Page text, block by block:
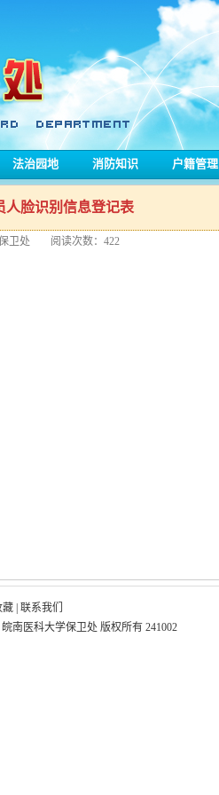
法治园地 消防知识 户籍管理
人脸识别信息登记表
卫处 阅读次数： 422
藏 联系我们
南医科大学保卫处 版权所有 241002